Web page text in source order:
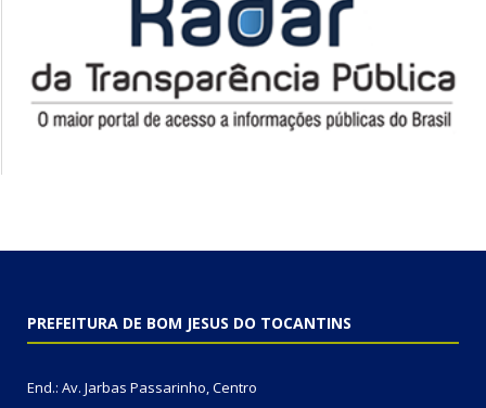
PREFEITURA DE BOM JESUS DO TOCANTINS
End.: Av. Jarbas Passarinho, Centro